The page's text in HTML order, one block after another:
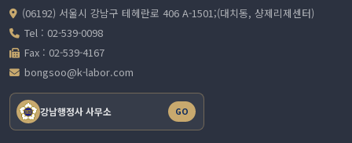
(06192) 서울시 강남구 테헤란로 406 A-1501;(대치동, 샹제리제센터)
Tel : 02-539-0098
Fax : 02-539-4167
bongsoo@k-labor.com
강남행정사 사무소 GO